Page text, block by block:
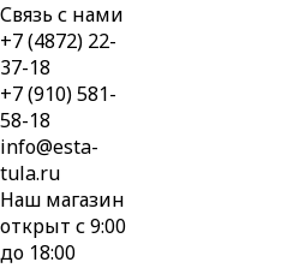
Связь с нами
+7 (4872) 22-
37-18
+7 (910) 581-
58-18
info@esta-
tula.ru
Наш магазин
открыт с 9:00
до 18:00